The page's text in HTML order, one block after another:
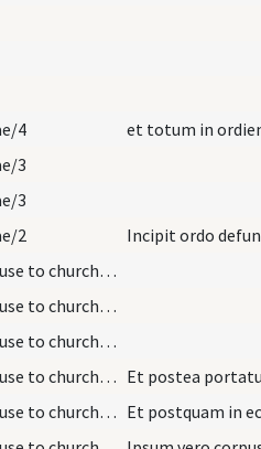
4
3
3
2
exodiastic rites/procession (from house to church)/1
exodiastic rites/procession (from house to church)/4
exodiastic rites/procession (from house to church)/2
exodiastic rites/procession (from house to church)/1
exodiastic rites/procession (from house to church)/2